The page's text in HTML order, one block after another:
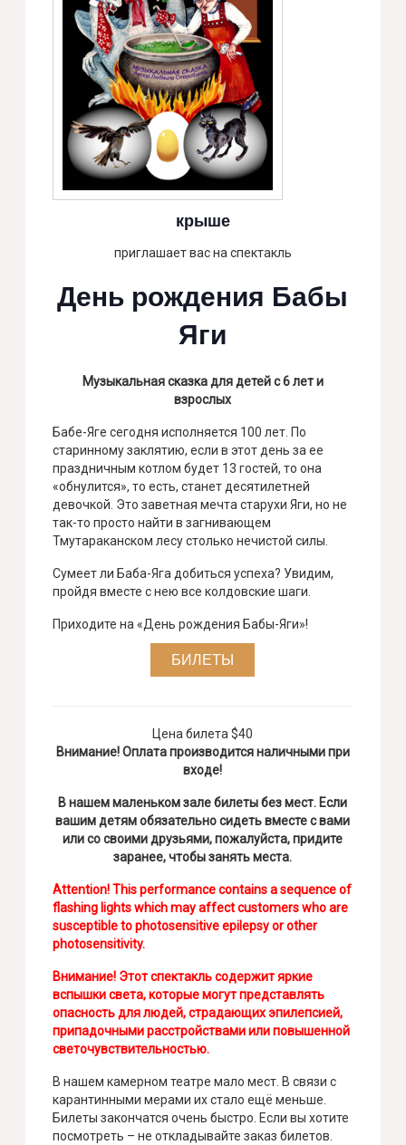
крыше
приглашает вас на спектакль
День рождения Бабы
Яги
Музыкальная сказка для детей с 6 лет и
взрослых
Бабе-Яге сегодня исполняется 100 лет. По
старинному заклятию, если в этот день за ее
праздничным котлом будет 13 гостей, то она
«обнулится», то есть, станет десятилетней
девочкой. Это заветная мечта старухи Яги, но не
так-то просто найти в загнивающем
Тмутараканском лесу столько нечистой силы.
Сумеет ли Баба-Яга добиться успеха? Увидим,
пройдя вместе с нею все колдовские шаги.
Приходите на «День рождения Бабы-Яги»!
БИЛЕТЫ
Цена билета $40
Внимание! Оплата производится наличными при
входе!
В нашем маленьком зале билеты без мест. Если
вашим детям обязательно сидеть вместе с вами
или со своими друзьями, пожалуйста, придите
заранее, чтобы занять места.
Attention! This performance contains a sequence of
flashing lights which may affect customers who are
susceptible to photosensitive epilepsy or other
photosensitivity.
Внимание! Этот спектакль содержит яркие
вспышки света, которые могут представлять
опасность для людей, страдающих эпилепсией,
припадочными расстройствами или повышенной
светочувствительностью.
В нашем камерном театре мало мест. В связи с
карантинными мерами их стало ещё меньше.
Билеты закончатся очень быстро. Если вы хотите
посмотреть – не откладывайте заказ билетов.